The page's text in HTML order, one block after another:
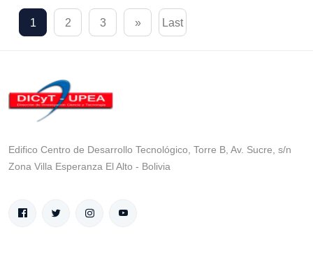
1 2 3 » Last
Edifico Centro de Desarrollo Tecnológico, Torre B, Av. Sucre, s/n
Zona Villa Esperanza El Alto - Bolivia